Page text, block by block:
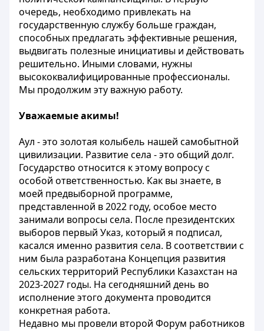
очередь, необходимо привлекать на
государственную службу больше граждан,
способных предлагать эффективные решения,
выдвигать полезные инициативы и действовать
решительно. Иными словами, нужны
высококвалифицированные профессионалы.
Мы продолжим эту важную работу.
Уважаемые акимы!
Аул - это золотая колыбель нашей самобытной
цивилизации. Развитие села - это общий долг.
Государство относится к этому вопросу с
особой ответственностью. Как вы знаете, в
моей предвыборной программе,
представленной в 2022 году, особое место
занимали вопросы села. После президентских
выборов первый Указ, который я подписал,
касался именно развития села. В соответствии с
ним была разработана Концепция развития
сельских территорий Республики Казахстан на
2023-2027 годы. На сегодняшний день во
исполнение этого документа проводится
конкретная работа.
Недавно мы провели второй Форум работников